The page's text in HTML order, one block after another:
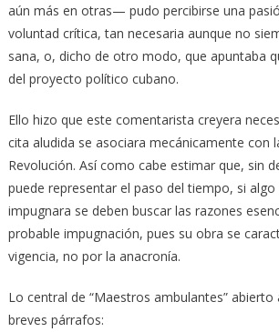
aún más en otras— pudo percibirse una
voluntad crítica, tan necesaria aunque no
sana, o, dicho de otro modo, que apuntaba
del proyecto político cubano.
Ello hizo que este comentarista creyera
cita aludida se asociara mecánicamente con
Revolución. Así como cabe estimar que, sin
puede representar el paso del tiempo, si
impugnara se deben buscar las razones
probable impugnación, pues su obra se
vigencia, no por la anacronía.
Lo central de “Maestros ambulantes”
breves párrafos: